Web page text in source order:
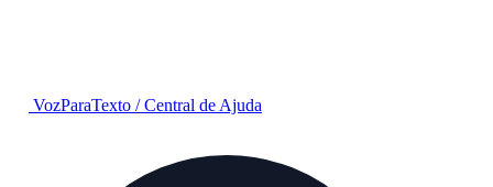
VozParaTexto /Central de Ajuda